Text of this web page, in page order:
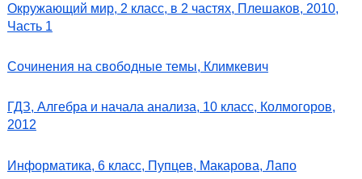
Окружающий мир, 2 класс, в 2 частях, Плешаков, 2010,
Часть 1
Сочинения на свободные темы, Климкевич
ГДЗ, Алгебра и начала анализа, 10 класс, Колмогоров,
2012
Информатика, 6 класс, Пупцев, Макарова, Лапо